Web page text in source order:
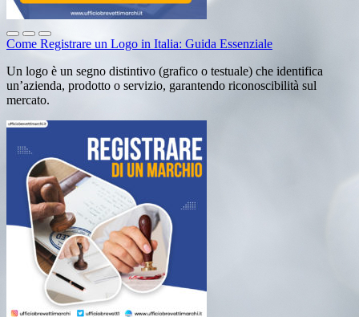
Come Registrare un Logo in Italia: Guida Essenziale
Un logo è un segno distintivo (grafico o testuale) che identifica
un’azienda, prodotto o servizio, garantendo riconoscibilità sul
mercato.